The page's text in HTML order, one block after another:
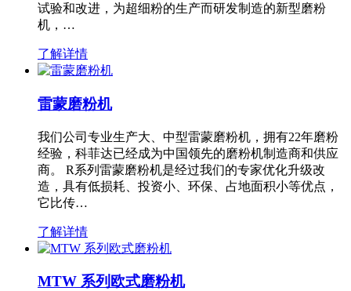
试验和改进，为超细粉的生产而研发制造的新型磨粉
机，…
了解详情
雷蒙磨粉机
我们公司专业生产大、中型雷蒙磨粉机，拥有22年磨粉
经验，科菲达已经成为中国领先的磨粉机制造商和供应
商。 R系列雷蒙磨粉机是经过我们的专家优化升级改
造，具有低损耗、投资小、环保、占地面积小等优点，
它比传…
了解详情
MTW 系列欧式磨粉机